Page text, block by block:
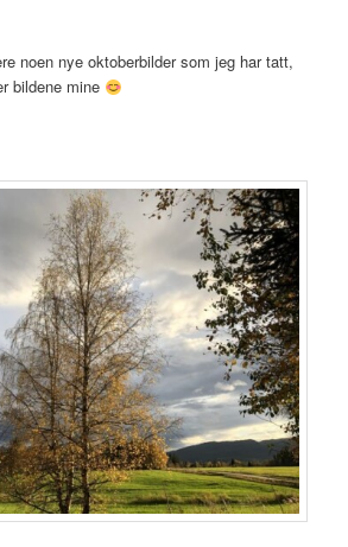
noen nye oktoberbilder som jeg har tatt,
bildene mine